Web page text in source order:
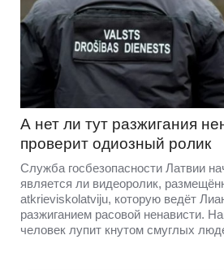
А нет ли тут разжигания
проверит одиозный ролик
Служба госбезопасности Латвии
является ли видеоролик,
atkrieviskolatviju, которую ведёт
разжиганием расовой ненависти.
человек лупит кнутом смуглых